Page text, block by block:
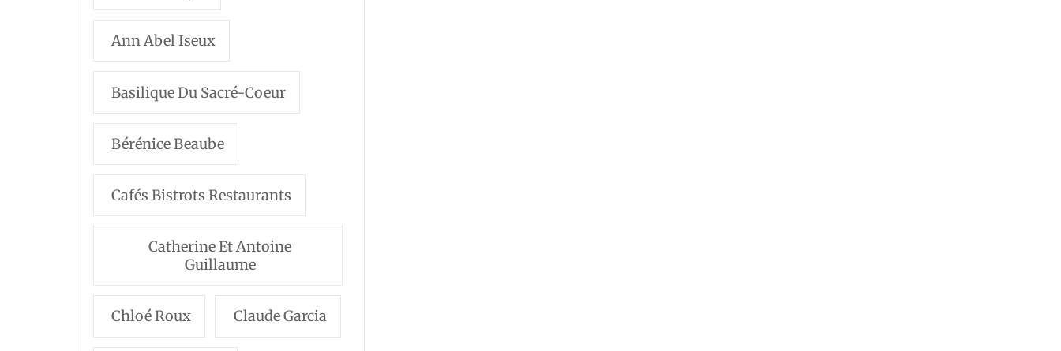
Ann Abel Iseux
Basilique Du Sacré-Coeur
Bérénice Beaube
Cafés Bistrots Restaurants
Catherine Et Antoine
Guillaume
Chloé Roux Claude Garcia